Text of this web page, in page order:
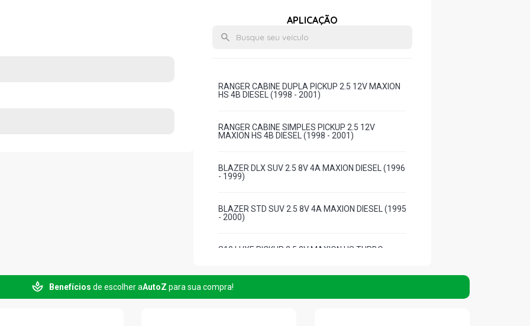
APLICAÇÃO
RANGER CABINE DUPLA PICKUP 2.5 12V MAXION
HS 4B DIESEL (1998 - 2001)
RANGER CABINE SIMPLES PICKUP 2.5 12V
MAXION HS 4B DIESEL (1998 - 2001)
BLAZER DLX SUV 2.5 8V 4A MAXION DIESEL (1996
- 1999)
BLAZER STD SUV 2.5 8V 4A MAXION DIESEL (1995
- 2000)
S10 LUXE PICKUP 2.5 8V MAXION HS TURBO
S10 STD PICKUP 2.5 8V MAXION HS TURBO
DIESEL (1996 - 2000)
Benefícios de escolher aAutoZ para sua compra!